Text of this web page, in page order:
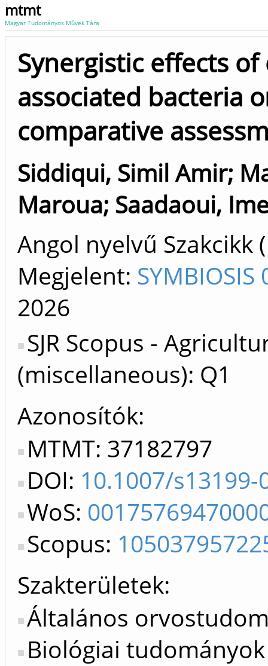
mtmt
Magyar Tudományos Művek Tára
Synergistic effects
associated bacteria
comparative
Siddiqui, Simil Amir;
Maroua; Saadaoui,
Angol nyelvű
Megjelent:
2026
SJR Scopus -
(miscellaneous): Q1
Azonosítók
MTMT: 37182797
DOI: 10.1007/s13199-
WoS:
Scopus:
Szakterületek:
Általános
Biológiai tudományok